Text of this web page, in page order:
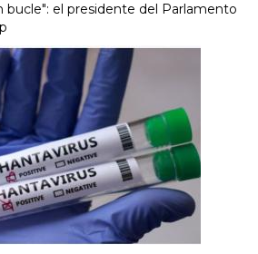
bucle": el presidente del Parlamento